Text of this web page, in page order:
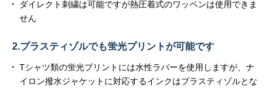
ダイレクト刺繍は可能ですが熱圧着式のワッペンは使用できま
せん
2.プラスティゾルでも蛍光プリントが可能です
Tシャツ類の蛍光プリントには水性ラバーを使用しますが、ナ
イロン撥水ジャケットに対応するインクはプラスティゾルとな